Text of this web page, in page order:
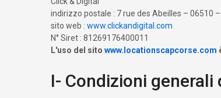
indirizzo postale : 7 rue des Abeilles – 06510 –
sito web : www.clickandigital.com
N° Siret : 81269176400011
L'uso del sito www.locationscapcorse.com
I- Condizioni